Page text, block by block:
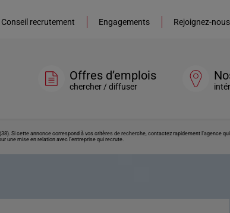
Conseil recrutement Engagements Rejoignez-
Offres d’emplois
chercher / diffuser
Si cette annonce correspond à vos critères de recherche, contactez rapidement l’agence
une mise en relation avec l’entreprise qui recrute.